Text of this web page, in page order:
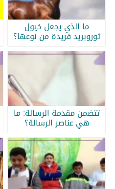
ما الذي يجعل خيول
ثوروبريد فريدة من نوعها؟
تتضمن مقدمة الرسالة: ما
هي عناصر الرسالة؟